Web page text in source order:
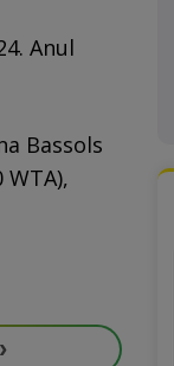
Anul
Bassols
›